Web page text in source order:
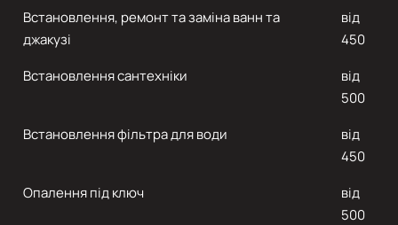
Встановлення, ремонт та заміна ванн та
джакузі
від
450
Встановлення сантехніки
від
500
Встановлення фільтра для води
від
450
Опалення під ключ
від
500